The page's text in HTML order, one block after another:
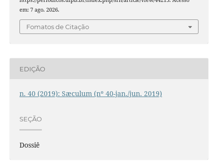
em: 7 ago. 2026.
Fomatos de Citação
EDIÇÃO
n. 40 (2019): Sæculum (nº 40-jan./jun. 2019)
SEÇÃO
Dossiê